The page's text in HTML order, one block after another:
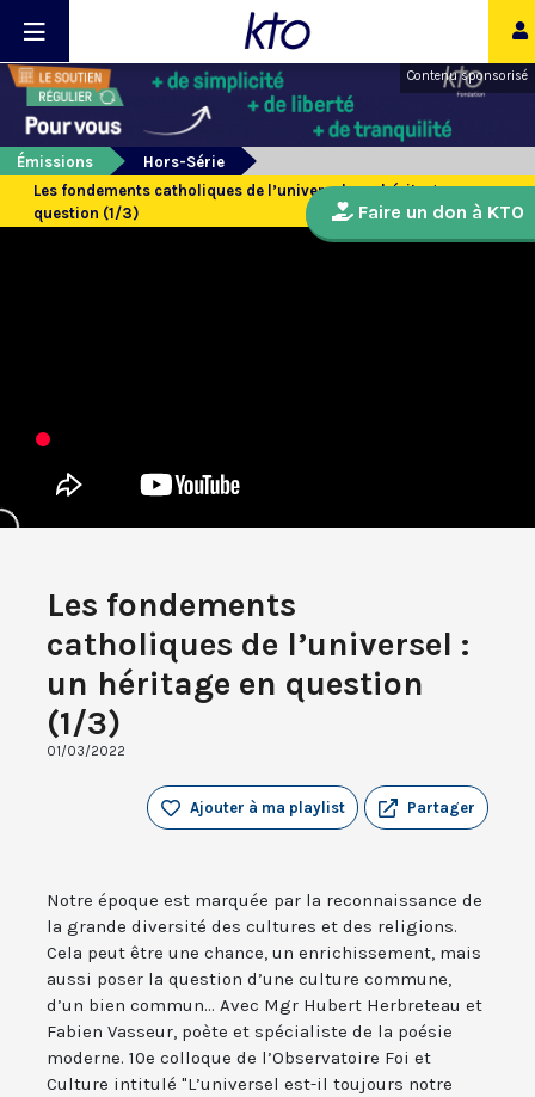
Contenu sponsorisé
Émissions
Hors-Série
Les fondements catholiques de l’universel : un héritage en
question (1/3)
Les fondements
catholiques de l’universel :
un héritage en question
(1/3)
01/03/2022
Partager
Ajouter à ma playlist
Notre époque est marquée par la reconnaissance de
la grande diversité des cultures et des religions.
Cela peut être une chance, un enrichissement, mais
aussi poser la question d’une culture commune,
d’un bien commun... Avec Mgr Hubert Herbreteau et
Fabien Vasseur, poète et spécialiste de la poésie
moderne. 10e colloque de l’Observatoire Foi et
Culture intitulé "L’universel est-il toujours notre
Faire un don à KTO